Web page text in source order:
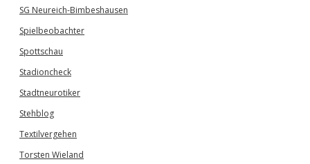
SG Neureich-Bimbeshausen
Spielbeobachter
Spottschau
Stadioncheck
Stadtneurotiker
Stehblog
Textilvergehen
Torsten Wieland